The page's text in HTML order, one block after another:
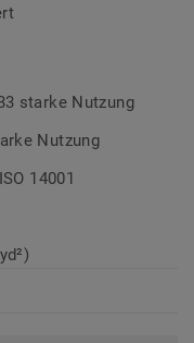
starke Nutzung
Nutzung
ISO 14001